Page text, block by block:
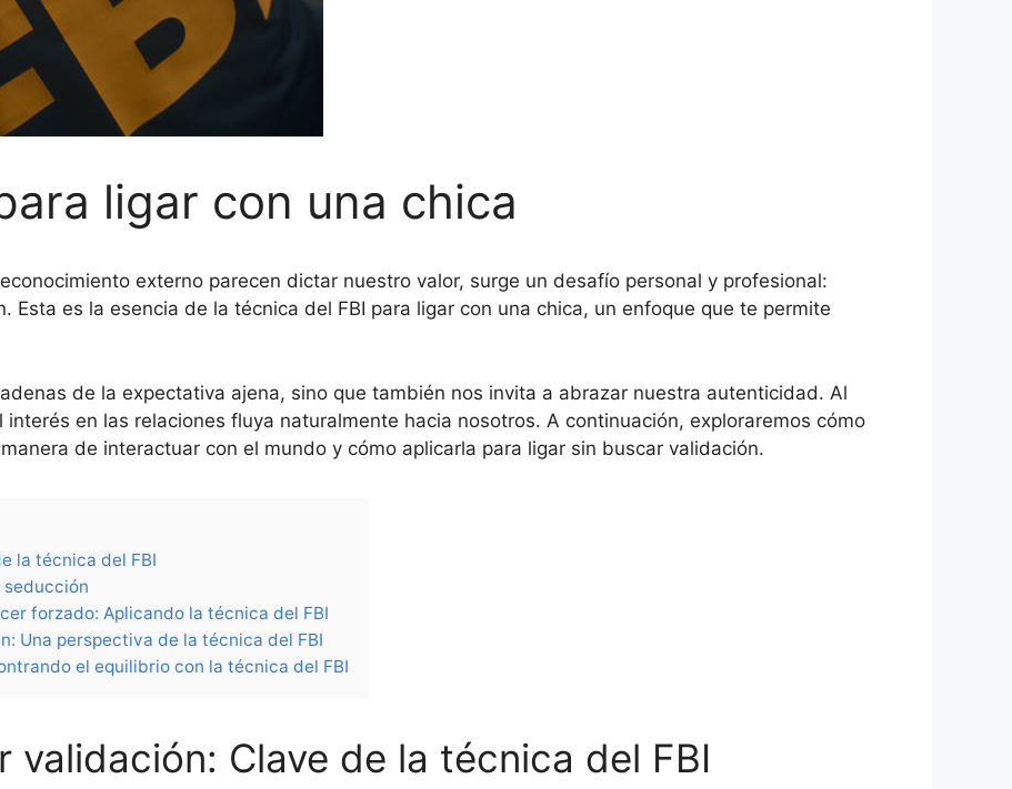
ligar con una chica
externo parecen dictar nuestro valor, surge un desafío personal y profesional:
Esta es la esencia de la técnica del FBI para ligar con una chica, un enfoque que te permite
de la expectativa ajena, sino que también nos invita a abrazar nuestra autenticidad. Al
en las relaciones fluya naturalmente hacia nosotros. A continuación, exploraremos cómo
de interactuar con el mundo y cómo aplicarla para ligar sin buscar validación.
la técnica del FBI
seducción
forzado: Aplicando la técnica del FBI
Una perspectiva de la técnica del FBI
el equilibrio con la técnica del FBI
validación: Clave de la técnica del FBI